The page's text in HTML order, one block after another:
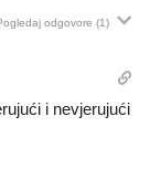
odgovore (1)
i nevjerujući